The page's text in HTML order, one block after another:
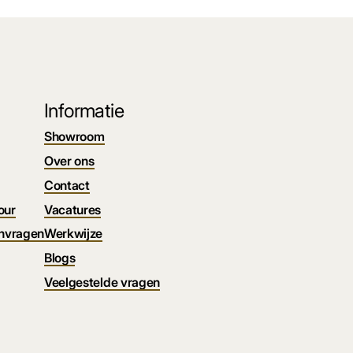
Informatie
Showroom
Over ons
Contact
Vacatures
Werkwijze
Blogs
Veelgestelde vragen